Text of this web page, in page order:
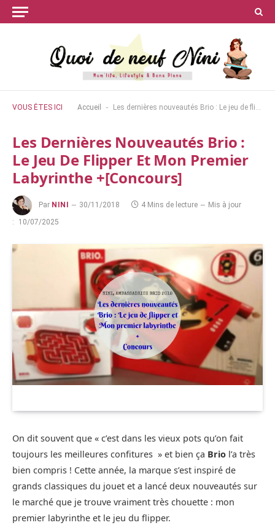
VOUS ÊTES ICI Accueil - Les dernières nouveautés Brio : Le jeu de flipper et Mon premier labyrinthe +[concours]
Les Dernières Nouveautés Brio :
Le Jeu De Flipper Et Mon Premier
Labyrinthe +[concours]
Par NINI 30/11/2018 4 Mins de lecture
Mis à jour
:
10/07/2025
On dit souvent que « c’est dans les vieux pots qu’on fait
toujours les meilleures confitures » et bien ça Brio l’a très
bien compris ! Cette année, la marque s’est inspiré de
grands classiques du jouet et a lancé deux nouveautés sur
le marché que je trouve vraiment très chouette : mon
premier labyrinthe et le jeu du flipper.